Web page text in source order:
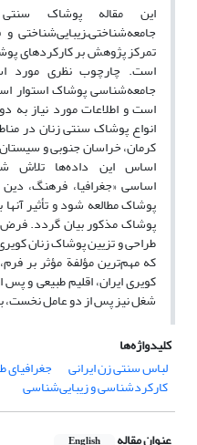
این مقاله پوشاک
جامعه‌شناختی‌ـ‌زیبایی‌شناختی
تمرکز پژوهش بر کارکردهای
است. چارچوب نظری مورد
جامعه‌شناسی پوشاک استوار
است و اطلاعات مورد نیاز به
انواع پوشاک سنتی زنان در
کرمان، خراسان جنوبی و
اساس این داده‌ها تلاش
اساسی «جغرافیا، فرهنگ،
پوشاک مطالعه شود و تأثیر
پوشاک مذکور بیان گردد.
طراحی و تزیین پوشاک زنان
که مهم‌ترین مؤلفة مؤثر بر
کویری ایران، اقلیم طبیعی و
شغل نیز پس از دو عامل نخست،
کلیدواژه‌ها
لباس سنتی زن ایرانی
جغرافیای
کارکردشناسی و زیبایی‌شناسی